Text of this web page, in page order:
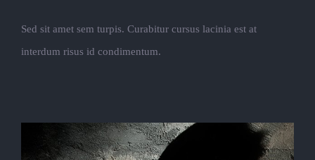
Sed sit amet sem turpis. Curabitur cursus lacinia est at
interdum risus id condimentum.